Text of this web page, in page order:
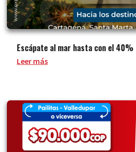
Escápate al mar hasta con el 40%
Leer más